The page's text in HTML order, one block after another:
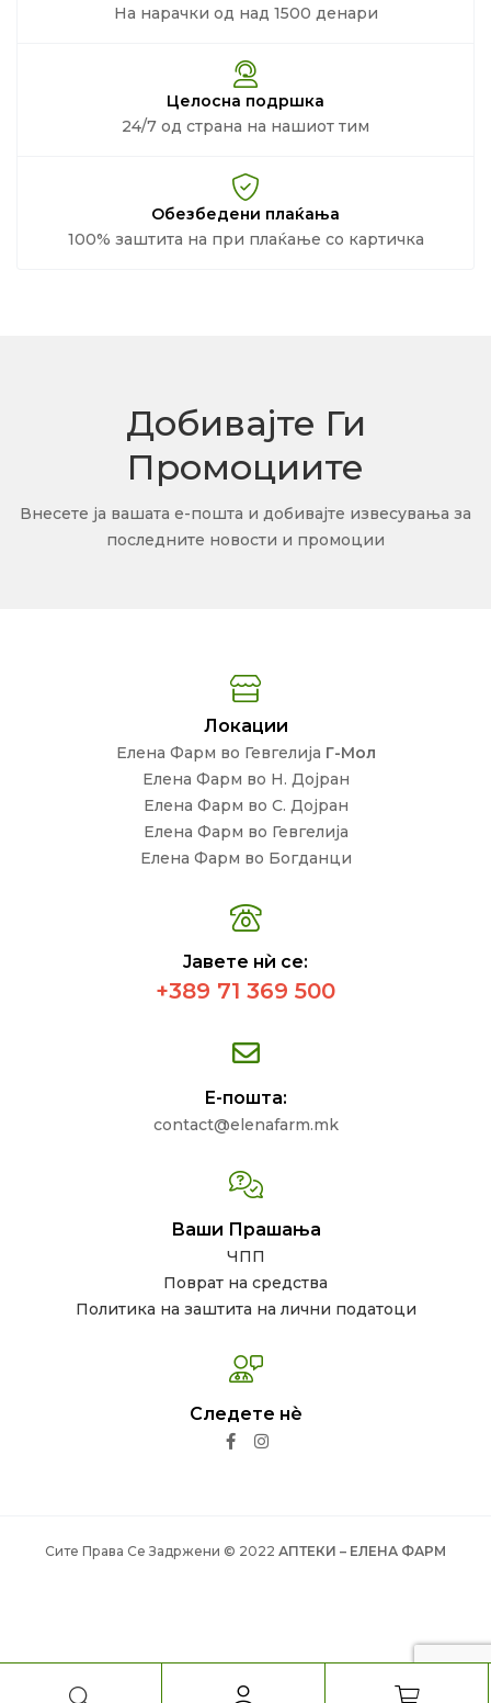
На нарачки од над 1500 денари
Целосна подршка
24/7 од страна на нашиот тим
Обезбедени плаќања
100% заштита на при плаќање со картичка
Добивајте Ги
Промоциите
Внесете ја вашата е-пошта и добивајте извесувања за
последните новости и промоции
Локации
Елена Фарм во Гевгелија Г-Мол
Елена Фарм во Н. Дојран
Елена Фарм во С. Дојран
Елена Фарм во Гевгелија
Елена Фарм во Богданци
Јавете нѝ се:
+389 71 369 500
Е-пошта:
contact@elenafarm.mk
Ваши Прашања
ЧПП
Поврат на средства
Политика на заштита на лични податоци
Следете нѐ
Сите Права Се Задржени © 2022 АПТЕКИ – ЕЛЕНА ФАРМ